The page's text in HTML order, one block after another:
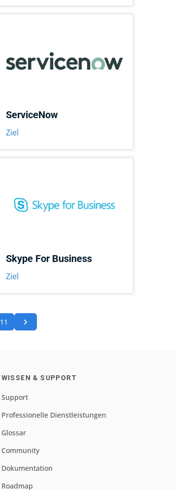
ServiceNow
Ziel
Skype For Business
Ziel
11
WISSEN & SUPPORT
Support
Professionelle Dienstleistungen
Glossar
Community
Dokumentation
Roadmap